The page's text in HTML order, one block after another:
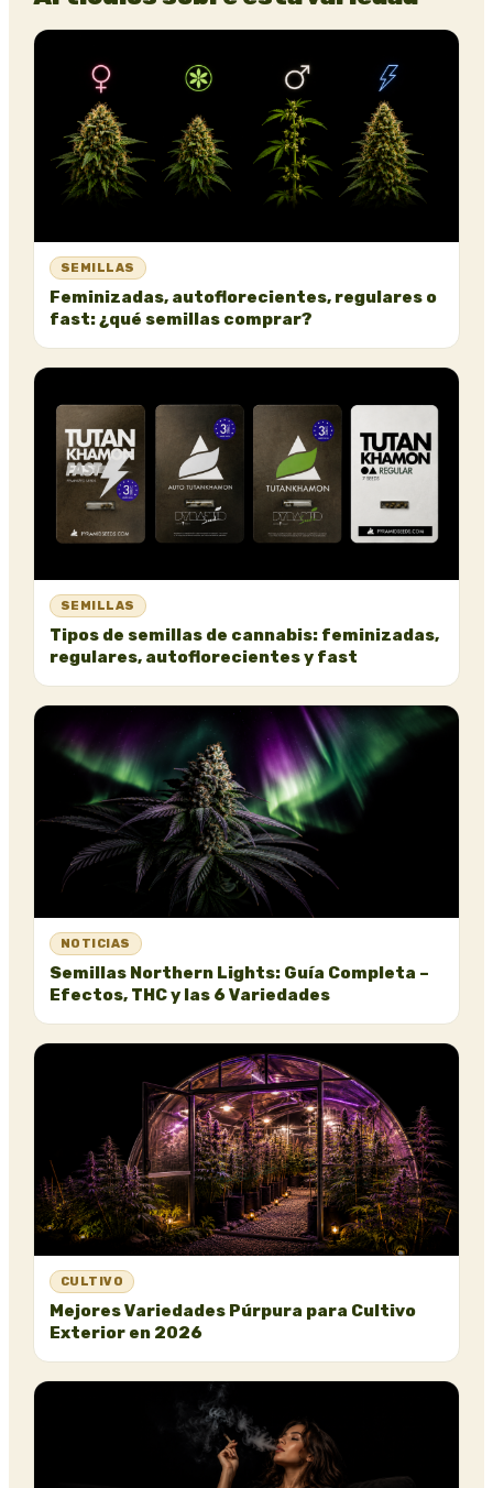
SEMILLAS
Feminizadas, autoflorecientes, regulares o
fast: ¿qué semillas comprar?
SEMILLAS
Tipos de semillas de cannabis: feminizadas,
regulares, autoflorecientes y fast
NOTICIAS
Semillas Northern Lights: Guía Completa –
Efectos, THC y las 6 Variedades
CULTIVO
Mejores Variedades Púrpura para Cultivo
Exterior en 2026